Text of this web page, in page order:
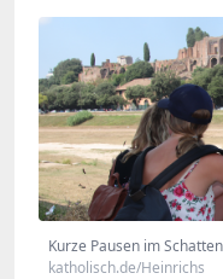
Kurze Pausen im
katholisch.de/Heinrichs